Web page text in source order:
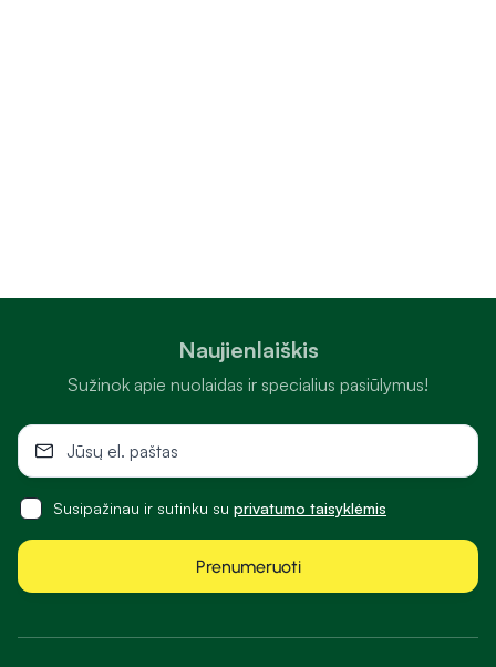
Naujienlaiškis
Sužinok apie nuolaidas ir specialius pasiūlymus!
Susipažinau ir sutinku su privatumo taisyklėmis
Prenumeruoti